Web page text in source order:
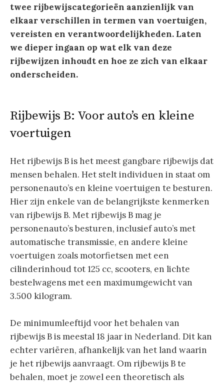
twee rijbewijscategorieën aanzienlijk van
elkaar verschillen in termen van voertuigen,
vereisten en verantwoordelijkheden. Laten
we dieper ingaan op wat elk van deze
rijbewijzen inhoudt en hoe ze zich van elkaar
onderscheiden.
Rijbewijs B: Voor auto’s en kleine
voertuigen
Het rijbewijs B is het meest gangbare rijbewijs dat
mensen behalen. Het stelt individuen in staat om
personenauto’s en kleine voertuigen te besturen.
Hier zijn enkele van de belangrijkste kenmerken
van rijbewijs B. Met rijbewijs B mag je
personenauto’s besturen, inclusief auto’s met
automatische transmissie, en andere kleine
voertuigen zoals motorfietsen met een
cilinderinhoud tot 125 cc, scooters, en lichte
bestelwagens met een maximumgewicht van
3.500 kilogram.
De minimumleeftijd voor het behalen van
rijbewijs B is meestal 18 jaar in Nederland. Dit kan
echter variëren, afhankelijk van het land waarin
je het rijbewijs aanvraagt. Om rijbewijs B te
behalen, moet je zowel een theoretisch als